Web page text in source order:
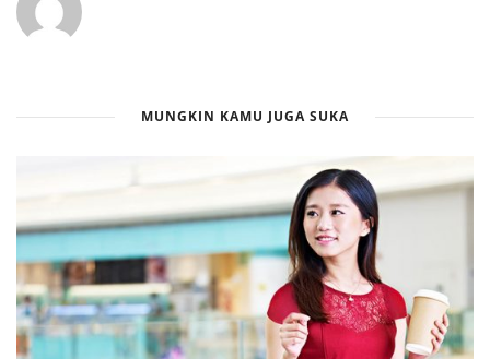
MUNGKIN KAMU JUGA SUKA